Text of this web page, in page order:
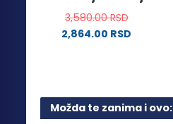
proizvoda.
3,580.00RSD
2,864.00 RSD
više
varijanti.
Možda te zanima i ovo: